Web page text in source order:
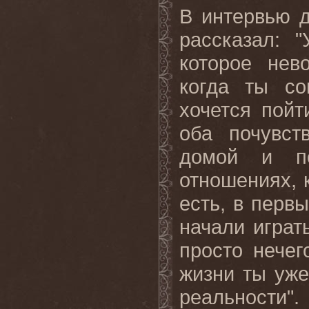
В интервью
рассказал:
которое
когда ты
хочется
оба
домой и
отношениях,
есть, в
начали
просто
жизни ты
реальности".